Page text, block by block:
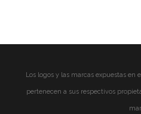
Los logos y las marcas expuestas
pertenecen a sus respectivos